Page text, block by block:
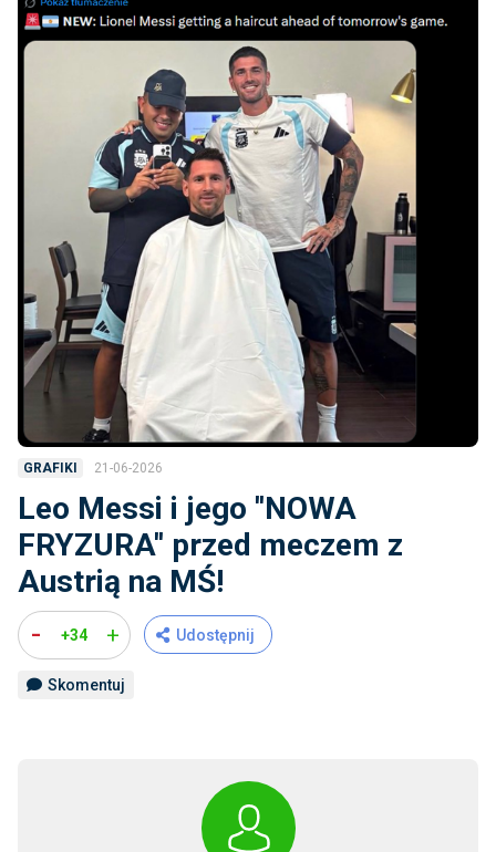
GRAFIKI 21-06-2026
Leo Messi i jego ''NOWA
FRYZURA'' przed meczem z
Austrią na MŚ!
- +34 + Udostępnij
Skomentuj